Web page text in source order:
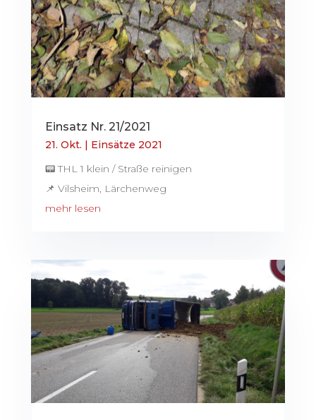
Einsatz Nr. 21/2021
21. Okt. | Einsätze 2021
📟 THL 1 klein / Straße reinigen
📌 Vilsheim, Lärchenweg
mehr lesen